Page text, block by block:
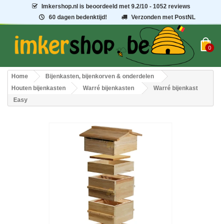
Imkershop.nl is beoordeeld met9.2/10 - 1052 reviews
60 dagen bedenktijd!
Verzonden met PostNL
0
Home
Bijenkasten, bijenkorven & onderdelen
Houten bijenkasten
Warré bijenkasten
Warré bijenkast
Easy